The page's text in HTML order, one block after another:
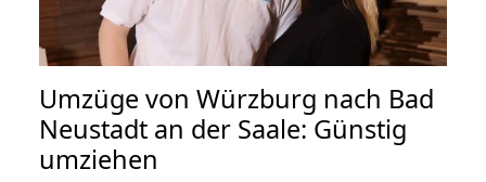
Umzüge von Würzburg nach Bad
Neustadt an der Saale: Günstig
umziehen